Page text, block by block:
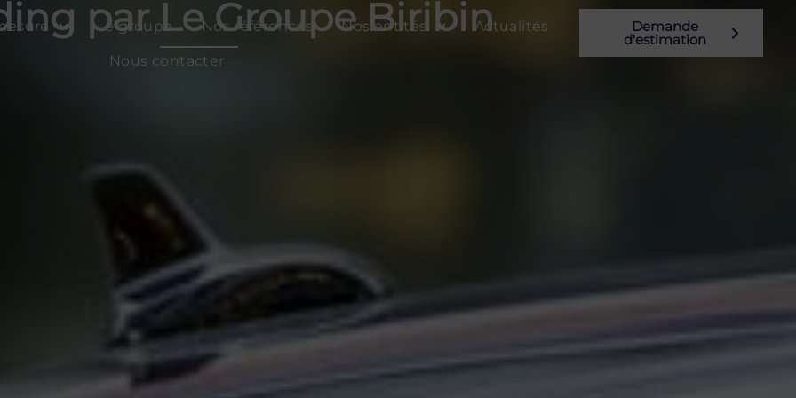
Le groupe Nos références Nos entités Actualités
Nous contacter
Demande
d'estimation
par Le Groupe Biribin